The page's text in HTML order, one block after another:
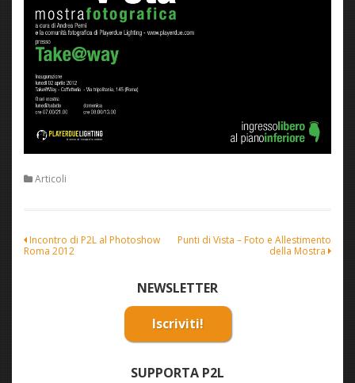
Articoli
Navigazione
Incontro di P2L al Photoshow
Roma 2012
Punti di Vista – Foto e Allestimento
della Mostra
NEWSLETTER
Iscriviti!
SUPPORTA P2L